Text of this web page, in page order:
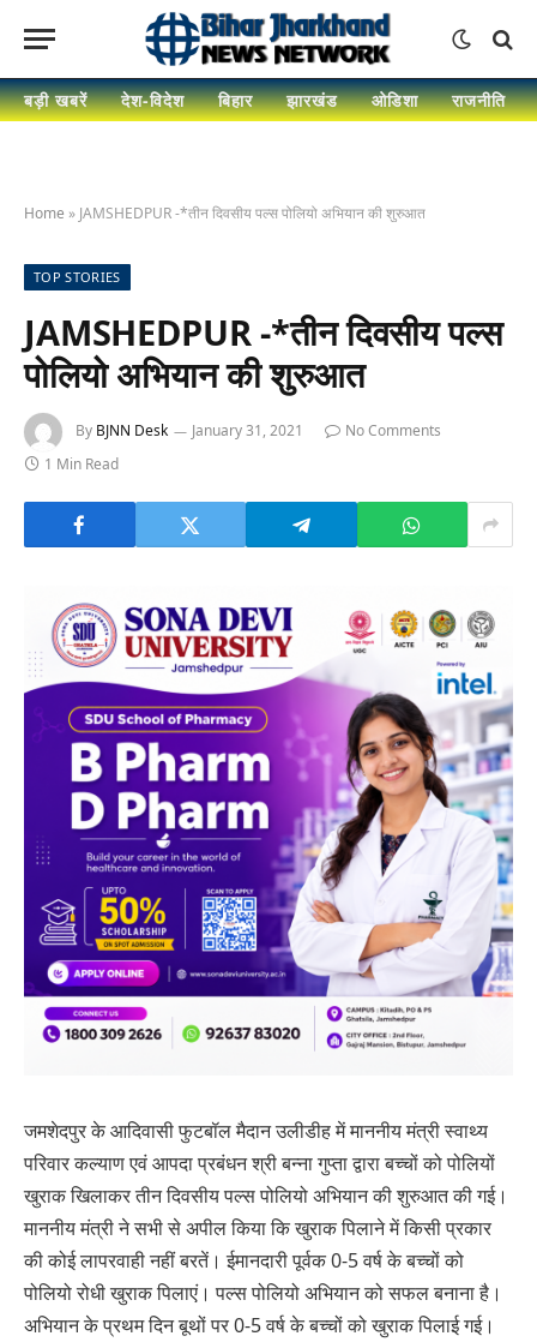
बड़ी खबरें देश-विदेश बिहार झारखंड ओडिशा राजनीति
Home » JAMSHEDPUR -*तीन दिवसीय पल्स पोलियो अभियान की शुरुआत
TOP STORIES
JAMSHEDPUR -*तीन दिवसीय पल्स
पोलियो अभियान की शुरुआत
By BJNN Desk January 31, 2021
No Comments
1 Min Read
जमशेदपुर के आदिवासी फुटबॉल मैदान उलीडीह में माननीय मंत्री स्वाथ्य
परिवार कल्याण एवं आपदा प्रबंधन श्री बन्ना गुप्ता द्वारा बच्चों को पोलियों
खुराक खिलाकर तीन दिवसीय पल्स पोलियो अभियान की शुरुआत की गई।
माननीय मंत्री ने सभी से अपील किया कि खुराक पिलाने में किसी प्रकार
की कोई लापरवाही नहीं बरतें। ईमानदारी पूर्वक 0-5 वर्ष के बच्चों को
पोलियो रोधी खुराक पिलाएं। पल्स पोलियो अभियान को सफल बनाना है।
अभियान के प्रथम दिन बूथों पर 0-5 वर्ष के बच्चों को खुराक पिलाई गई।